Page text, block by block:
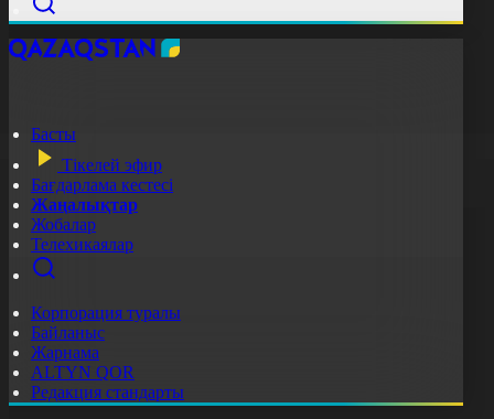
Басты
Тікелей эфир
Бағдарлама кестесі
Жаңалықтар
Жобалар
Телехикаялар
Корпорация туралы
Байланыс
Жарнама
ALTYN QOR
Редакция стандарты